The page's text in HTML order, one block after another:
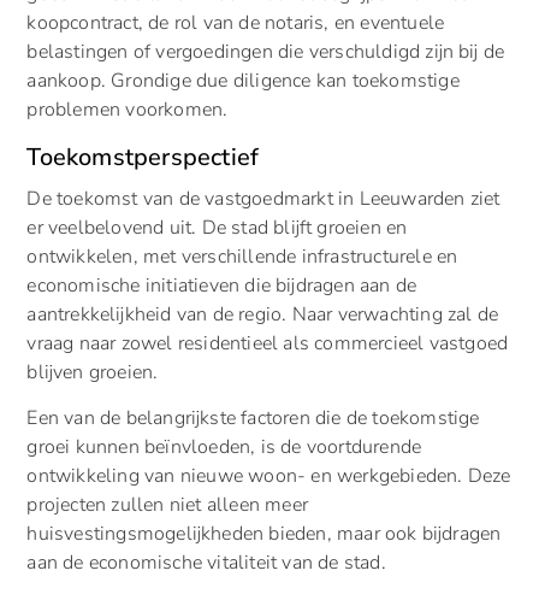
koopcontract, de rol van de notaris, en eventuele
belastingen of vergoedingen die verschuldigd zijn bij de
aankoop. Grondige due diligence kan toekomstige
problemen voorkomen.
Toekomstperspectief
De toekomst van de vastgoedmarkt in Leeuwarden ziet
er veelbelovend uit. De stad blijft groeien en
ontwikkelen, met verschillende infrastructurele en
economische initiatieven die bijdragen aan de
aantrekkelijkheid van de regio. Naar verwachting zal de
vraag naar zowel residentieel als commercieel vastgoed
blijven groeien.
Een van de belangrijkste factoren die de toekomstige
groei kunnen beïnvloeden, is de voortdurende
ontwikkeling van nieuwe woon- en werkgebieden. Deze
projecten zullen niet alleen meer
huisvestingsmogelijkheden bieden, maar ook bijdragen
aan de economische vitaliteit van de stad.